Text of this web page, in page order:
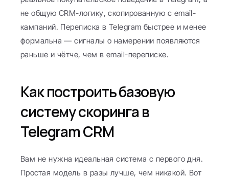
не общую CRM-логику, скопированную с email-
кампаний. Переписка в Telegram быстрее и менее
формальна — сигналы о намерении появляются
раньше и чётче, чем в email-переписке.
Как построить базовую
систему скоринга в
Telegram CRM
Вам не нужна идеальная система с первого дня.
Простая модель в разы лучше, чем никакой. Вот